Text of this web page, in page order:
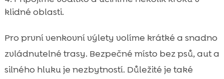
klidné oblasti.
Pro první venkovní výlety volíme krátké a snadno
zvládnutelné trasy. Bezpečné místo bez psů, aut a
silného hluku je nezbytností. Důležité je také